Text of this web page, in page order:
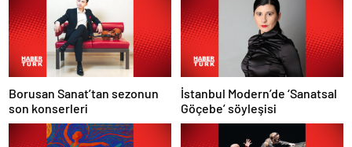
Borusan Sanat’tan sezonun
son konserleri
İstanbul Modern’de ‘Sanatsal
Göçebe’ söyleşisi